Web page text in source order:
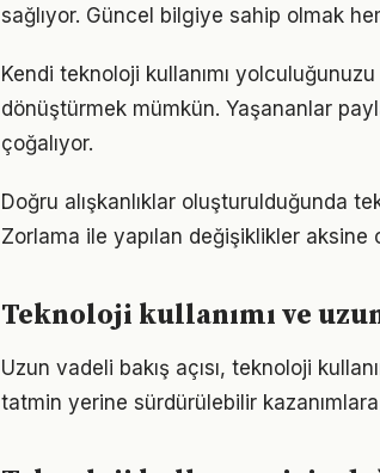
sağlıyor. Güncel bilgiye sahip olmak
Kendi teknoloji kullanımı
dönüştürmek mümkün. Yaşananlar
çoğalıyor.
Doğru alışkanlıklar oluşturulduğunda
Zorlama ile yapılan değişiklikler aksine
Teknoloji kullanımı ve
Uzun vadeli bakış açısı, teknoloji
tatmin yerine sürdürülebilir